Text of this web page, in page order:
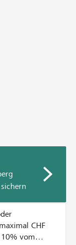
CHF